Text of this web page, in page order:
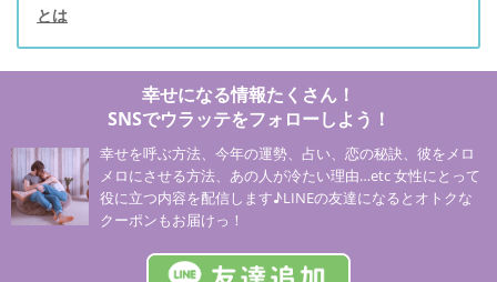
とは
幸せになる情報たくさん！
SNSでウラッテをフォローしよう！
幸せを呼ぶ方法、今年の運勢、占い、恋の秘訣、彼をメロ
メロにさせる方法、あの人が冷たい理由…etc 女性にとって
役に立つ内容を配信します♪LINEの友達になるとオトクな
クーポンもお届けっ！